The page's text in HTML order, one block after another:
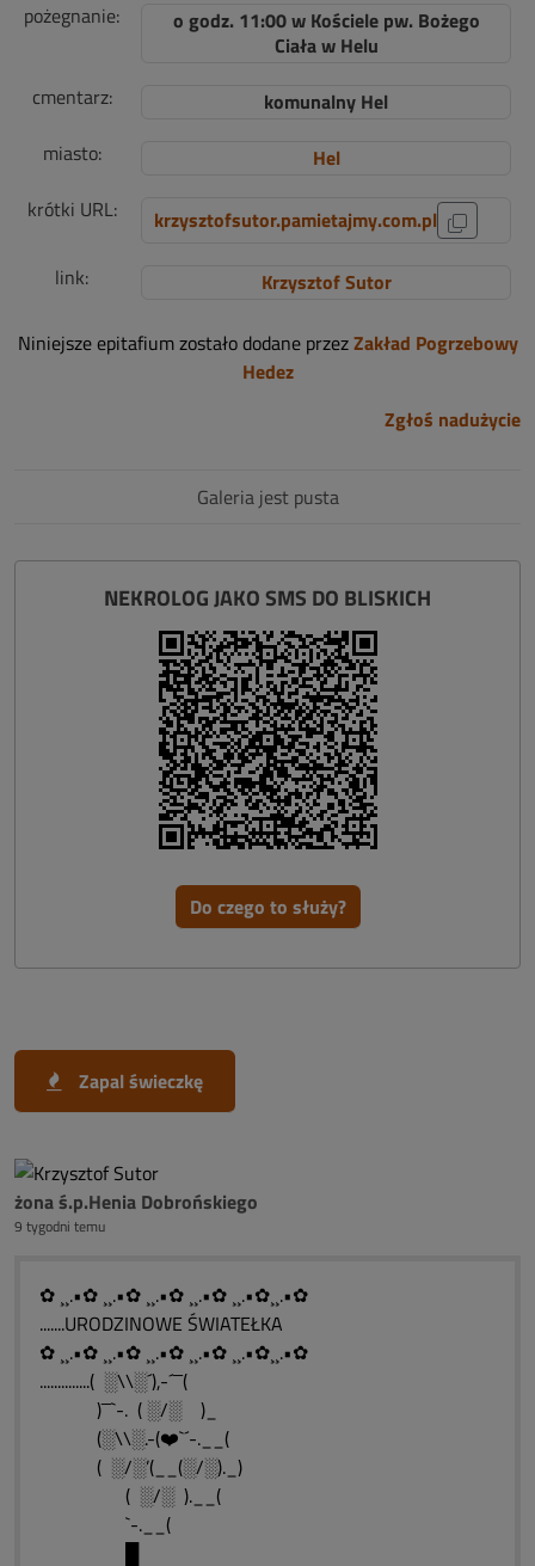
pożegnanie:
o godz. 11:00 w Kościele pw. Bożego
Ciała w Helu
cmentarz:
komunalny Hel
miasto:
Hel
krótki URL:
krzysztofsutor.pamietajmy.com.pl
link:
Krzysztof Sutor
Niniejsze epitafium zostało dodane przezZakład Pogrzebowy
Hedez
Zgłoś nadużycie
Galeria jest pusta
NEKROLOG JAKO SMS DO BLISKICH
Do czego to służy?
Zapal świeczkę
żona ś.p.Henia Dobrońskiego
9 tygodni temu
✿ ¸¸.•✿ ¸¸.•✿ ¸¸.•✿ ¸¸.•✿ ¸¸.•✿¸¸.•✿
.......URODZINOWE ŚWIATEŁKA
✿ ¸¸.•✿ ¸¸.•✿ ¸¸.•✿ ¸¸.•✿ ¸¸.•✿¸¸.•✿
..............( ░\\░´),-´¯¯(
)¯¯`-. ( ░/░ )_
(░\\░.-(❤️`´-.__(
( ░/░’(__(░/░)._)
( ░/░ ).__(
`-.__(